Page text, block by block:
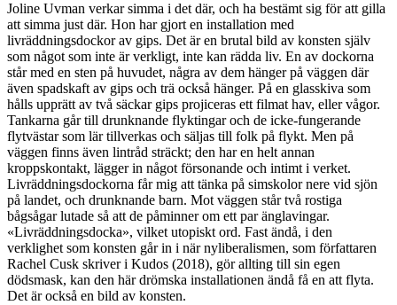
Joline Uvman verkar simma i det där, och ha bestämt sig för att gilla
att simma just där. Hon har gjort en installation med
livräddningsdockor av gips. Det är en brutal bild av konsten själv
som något som inte är verkligt, inte kan rädda liv. En av dockorna
står med en sten på huvudet, några av dem hänger på väggen där
även spadskaft av gips och trä också hänger. På en glasskiva som
hålls upprätt av två säckar gips projiceras ett filmat hav, eller vågor.
Tankarna går till drunknande flyktingar och de icke-fungerande
flytvästar som lär tillverkas och säljas till folk på flykt. Men på
väggen finns även lintråd sträckt; den har en helt annan
kroppskontakt, lägger in något försonande och intimt i verket.
Livräddningsdockorna får mig att tänka på simskolor nere vid sjön
på landet, och drunknande barn. Mot väggen står två rostiga
bågsågar lutade så att de påminner om ett par änglavingar.
«Livräddningsdocka», vilket utopiskt ord. Fast ändå, i den
verklighet som konsten går in i när nyliberalismen, som författaren
Rachel Cusk skriver i Kudos (2018), gör allting till sin egen
dödsmask, kan den här drömska installationen ändå få en att flyta.
Det är också en bild av konsten.